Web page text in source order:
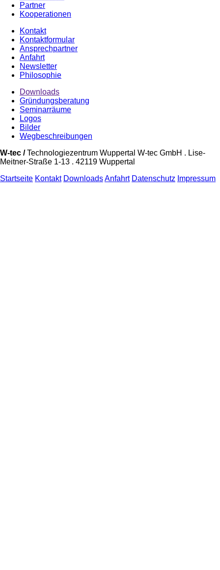
Partner
Kooperationen
Kontakt
Kontaktformular
Ansprechpartner
Anfahrt
Newsletter
Philosophie
Downloads
Gründungsberatung
Seminarräume
Logos
Bilder
Wegbeschreibungen
W-tec /Technologiezentrum Wuppertal W-tec GmbH . Lise-
Meitner-Straße 1-13 . 42119 Wuppertal
Startseite Kontakt DownloadsAnfahrt Datenschutz Impressum